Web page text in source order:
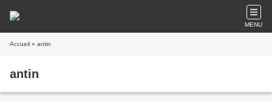
MENU
Accueil » antin
antin